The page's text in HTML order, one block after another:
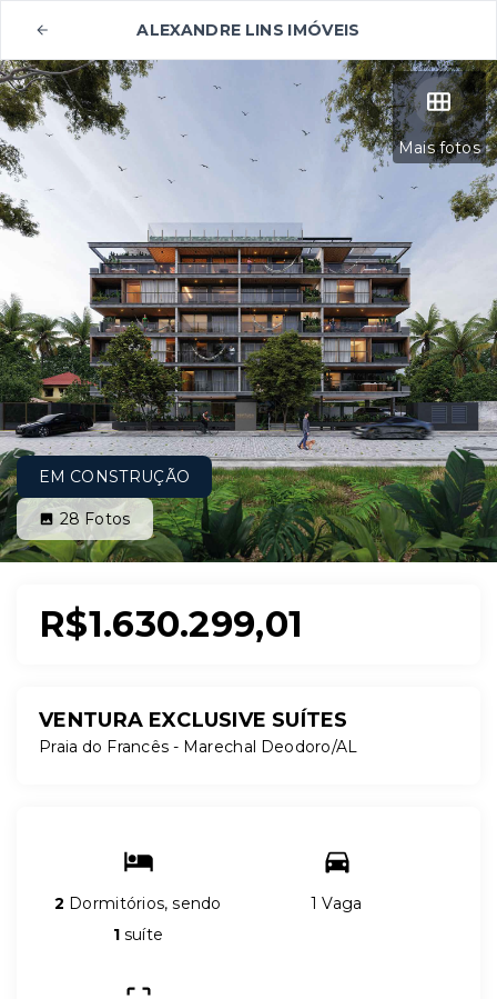
ALEXANDRE LINS IMÓVEIS
Mais fotos
EM CONSTRUÇÃO
28Fotos
R$1.630.299,01
VENTURA EXCLUSIVE SUÍTES
Praia do Francês - Marechal Deodoro/AL
2 Dormitórios, sendo
1 suíte
1 Vaga